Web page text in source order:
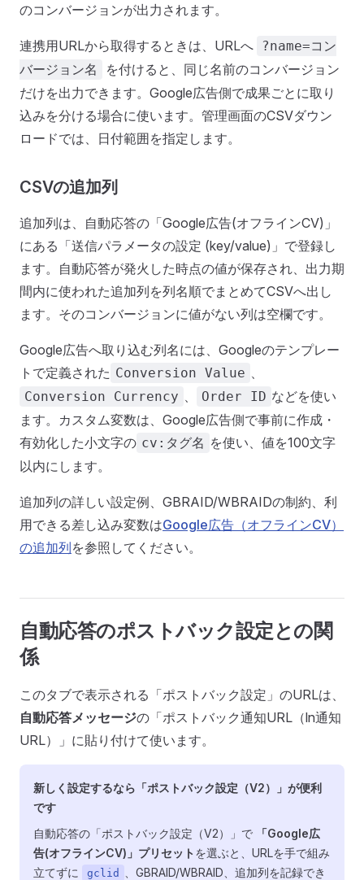
のコンバージョンが出力されます。
連携用URLから取得するときは、URLへ
?name=コン
バージョン名
を付けると、同じ名前のコンバージョン
だけを出力できます。Google広告側で成果ごとに取り
込みを分ける場合に使います。管理画面のCSVダウン
ロードでは、日付範囲を指定します。
CSVの追加列
追加列は、自動応答の「Google広告(オフラインCV)」
にある「送信パラメータの設定 (key/value)」で登録し
ます。自動応答が発火した時点の値が保存され、出力期
間内に使われた追加列を列名順でまとめてCSVへ出し
ます。そのコンバージョンに値がない列は空欄です。
Google広告へ取り込む列名には、Googleのテンプレー
トで定義された Conversion Value
Conversion Currency Order ID などを使い
ます。カスタム変数は、Google広告側で事前に作成・
有効化した小文字の cv:タグ名 を使い、値を100文字
以内にします。
追加列の詳しい設定例、GBRAID/WBRAIDの制約、利
用できる差し込み変数はGoogle広告（オフラインCV）
の追加列を参照してください。
自動応答のポストバック設定との関
係
このタブで表示される「ポストバック設定」のURLは、
自動応答メッセージの「ポストバック通知URL（ln通知
URL）」に貼り付けて使います。
新しく設定するなら「ポストバック設定（V2）」が便利
です
自動応答の「ポストバック設定（V2）」で
「Google広
告(オフラインCV)」プリセット を選ぶと、URLを手で組み
立てずに
gclid
、GBRAID/WBRAID、追加列を記録でき